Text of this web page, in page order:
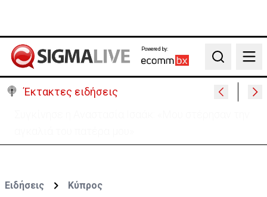
Powered by:
Search
Έκτακτες ειδήσεις
Ειδήσεις Κύπρος